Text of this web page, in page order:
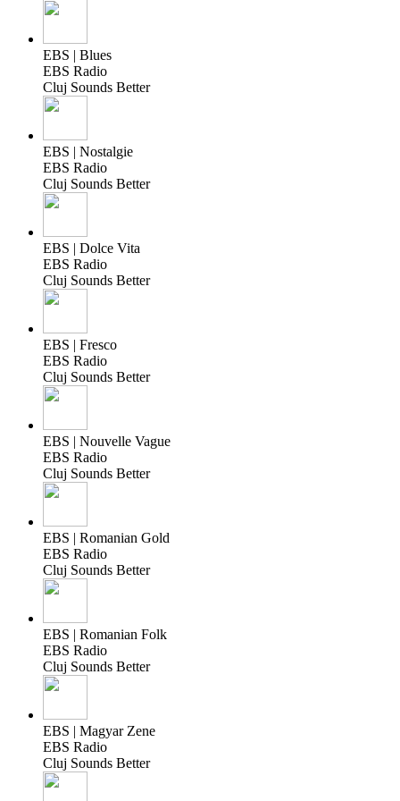
EBS | Blues
EBS Radio
Cluj Sounds Better
EBS | Nostalgie
EBS Radio
Cluj Sounds Better
EBS | Dolce Vita
EBS Radio
Cluj Sounds Better
EBS | Fresco
EBS Radio
Cluj Sounds Better
EBS | Nouvelle Vague
EBS Radio
Cluj Sounds Better
EBS | Romanian Gold
EBS Radio
Cluj Sounds Better
EBS | Romanian Folk
EBS Radio
Cluj Sounds Better
EBS | Magyar Zene
EBS Radio
Cluj Sounds Better